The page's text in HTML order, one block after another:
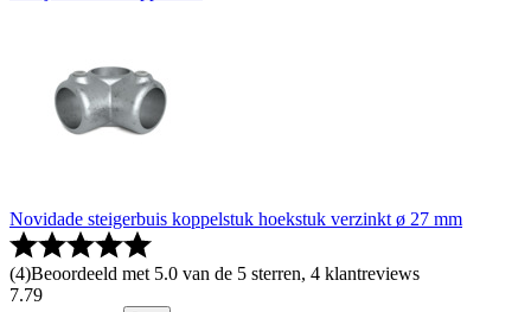
Novidade steigerbuis koppelstuk hoekstuk verzinkt ø 27 mm
(4)Beoordeeld met 5.0 van de 5 sterren, 4 klantreviews
7.79